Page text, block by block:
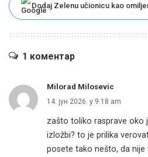
Dodaj Zelenu učionicu kao
1 коментар
Milorad Milosеvic
14. јун 2026. у 9:18 am
zašto toliko rasprave oko
izložbi? to je prilika
posete tako nešto, da